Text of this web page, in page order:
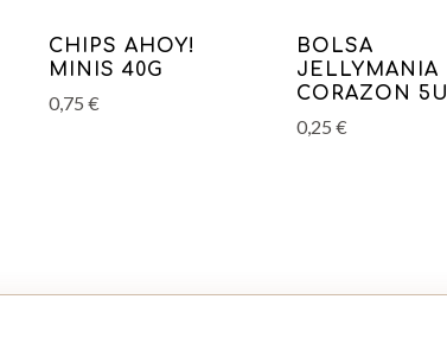
CHIPS AHOY!
MINIS 40G
0,75 €
BOLSA
JELLYMANIA
CORAZON 5U
0,25 €